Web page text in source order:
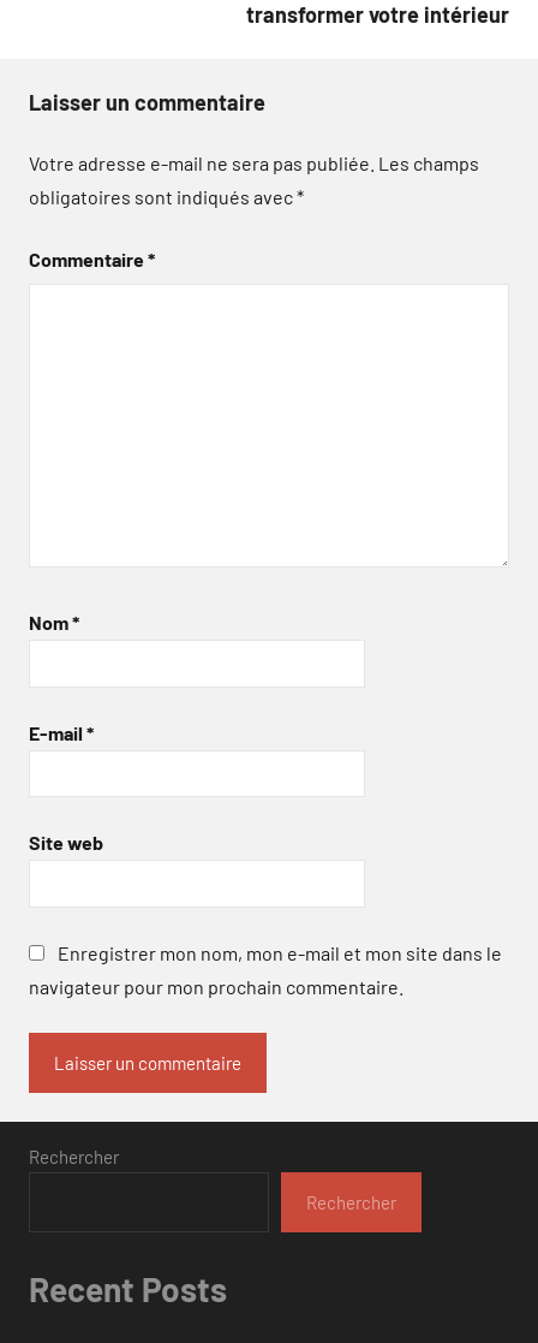
transformer votre intérieur
Laisser un commentaire
Votre adresse e-mail ne sera pas publiée. Les champs
obligatoires sont indiqués avec*
Commentaire*
Nom*
E-mail *
Site web
Enregistrer mon nom, mon e-mail et mon site dans le
navigateur pour mon prochain commentaire.
Rechercher
Rechercher
Recent Posts